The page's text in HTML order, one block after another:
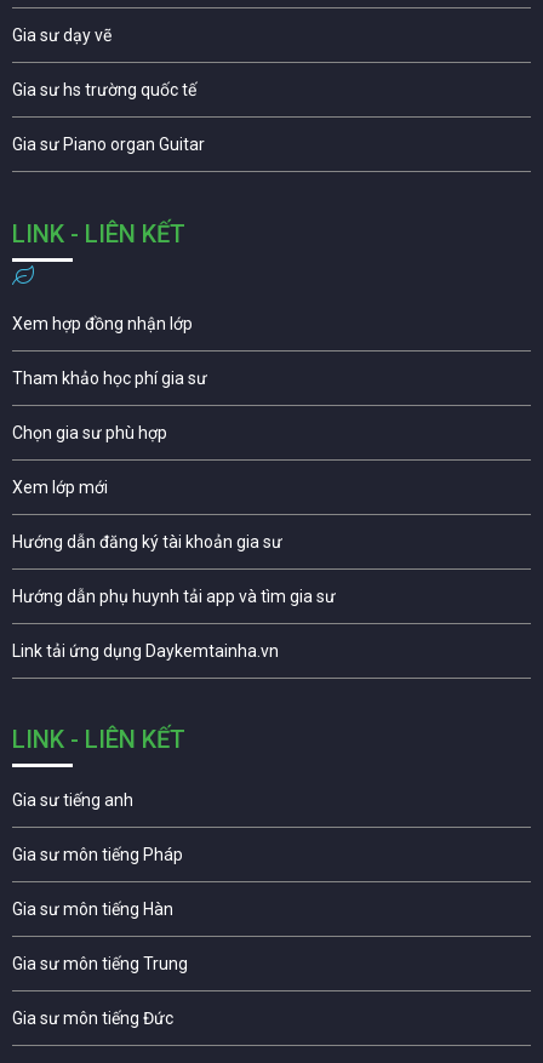
Gia sư dạy vẽ
Gia sư hs trường quốc tế
Gia sư Piano organ Guitar
LINK - LIÊN KẾT
Xem hợp đồng nhận lớp
Tham khảo học phí gia sư
Chọn gia sư phù hợp
Xem lớp mới
Hướng dẫn đăng ký tài khoản gia sư
Hướng dẫn phụ huynh tải app và tìm gia sư
Link tải ứng dụng Daykemtainha.vn
LINK - LIÊN KẾT
Gia sư tiếng anh
Gia sư môn tiếng Pháp
Gia sư môn tiếng Hàn
Gia sư môn tiếng Trung
Gia sư môn tiếng Đức